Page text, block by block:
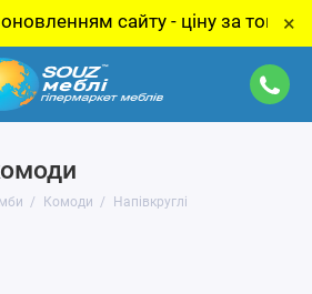
сайту - ціну за товар ×
Комоди Напівкруглі